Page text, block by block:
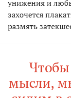
унижения и
захочется
размять
мысли,